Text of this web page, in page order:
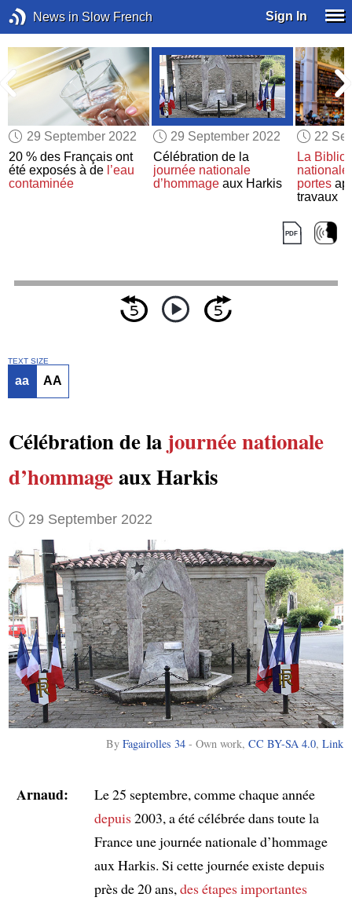
News in Slow French Sign In
29 September 2022
20 % des Français ont
été exposés à de l’eau
contaminée
29 September 2022
Célébration de la
journée nationale
d’hommageaux Harkis
22
La
nationale
portes
travaux
TEXT SIZE
aa AA
Célébration de la journée nationale
d’hommageaux Harkis
29 September 2022
ByFagairolles 34 -Own work,CC BY-SA 4.0,Link
Arnaud:
Le 25 septembre, comme chaque année
depuis2003, a été célébrée dans toute la
France une journée nationale d’hommage
aux Harkis. Si cette journée existe depuis
près de 20 ans, des étapes importantes